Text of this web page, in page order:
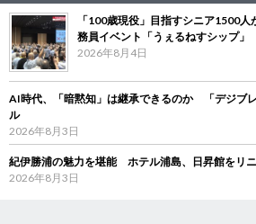
「100歳現役」目指すシニア1500
務員イベント「うぇるねすシップ」
2026年8月4日
AI時代、「暗黙知」は継承できるのか 「デジブ
ル
2026年8月3日
紀伊勝浦の魅力を堪能 ホテル浦島、日昇館をリ
2026年8月3日